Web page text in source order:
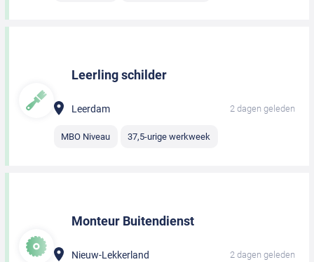
Leerling schilder
Leerdam 2 dagen geleden
MBO Niveau 37,5-urige werkweek
Monteur Buitendienst
Nieuw-Lekkerland 2 dagen geleden